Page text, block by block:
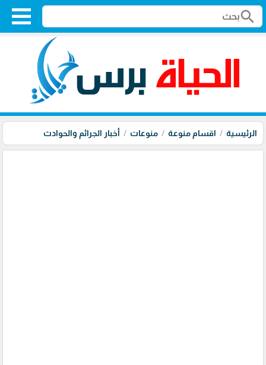
search
الرئيسية اقسام منوعة منوعات أخبار الجرائم والحوادث